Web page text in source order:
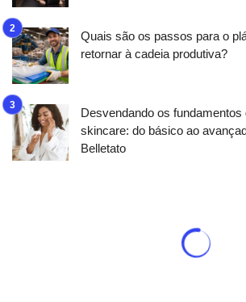
Quais são os passos para o
retornar à cadeia produtiva?
Desvendando os fundamentos
skincare: do básico ao
Belletato